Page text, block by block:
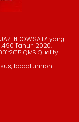
INDOWISATA yang
Tahun 2020.
QMS Quality
badal umroh